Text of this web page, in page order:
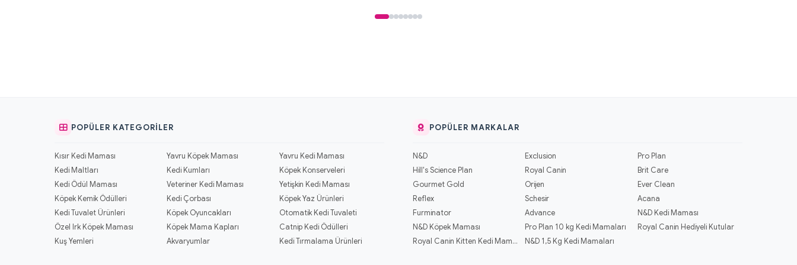
POPÜLER KATEGORILER
Kısır Kedi Maması Yavru Köpek Maması
Yavru Kedi Maması
Kedi Maltları
Kedi Kumları
Köpek Konserveleri
Kedi Ödül Maması
Veteriner Kedi Maması
Yetişkin Kedi Maması
Köpek Kemik Ödülleri
Kedi Çorbası
Köpek Yaz Ürünleri
Kedi Tuvalet Ürünleri
Köpek Oyuncakları
Otomatik Kedi Tuvaleti
Özel Irk Köpek Maması
Köpek Mama Kapları
Catnip Kedi Ödülleri
Kuş Yemleri
Akvaryumlar Kedi Tırmalama Ürünleri
POPÜLER MARKALAR
N&D Exclusion
Pro Plan
Hill's Science Plan
Royal Canin
Brit Care
Gourmet Gold
Orijen
Ever Clean
Reflex
Schesir
Acana
Furminator
Advance
N&D Kedi Maması
N&D Köpek Maması
Pro Plan 10 kg Kedi Mamaları
Royal Canin Hediyeli Kutular
Royal Canin Kitten Kedi Mamaları
N&D 1,5 Kg Kedi Mamaları